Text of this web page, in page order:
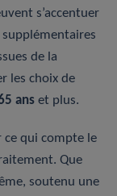
s’accentuer
supplémentaires
de la
les choix de
ans et plus.
ce qui compte le
Que
soutenu une